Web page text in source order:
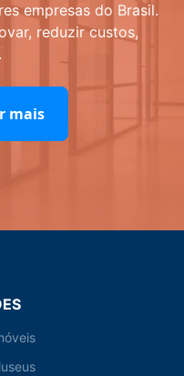
empresas do Brasil.
reduzir custos,
mais